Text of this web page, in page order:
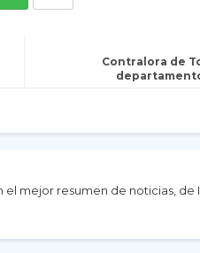
Contralora de
el mejor resumen de noticias, de